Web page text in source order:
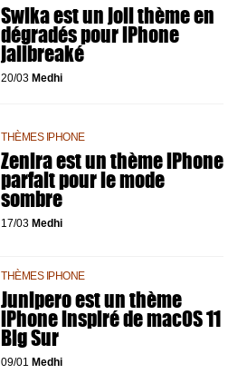
Swika est un joli thème en
dégradés pour iPhone
jailbreaké
20/03 Medhi
THÈMES IPHONE
Zenira est un thème iPhone
parfait pour le mode
sombre
17/03 Medhi
THÈMES IPHONE
Junipero est un thème
iPhone inspiré de macOS 11
Big Sur
09/01 Medhi